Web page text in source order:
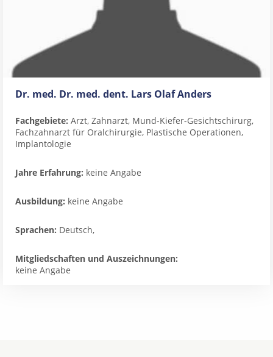
Dr. med. Dr. med. dent. Lars Olaf Anders
Fachgebiete: Arzt, Zahnarzt, Mund-Kiefer-Gesichtschirurg,
Fachzahnarzt für Oralchirurgie, Plastische Operationen,
Implantologie
Jahre Erfahrung: keine Angabe
Ausbildung: keine Angabe
Sprachen: Deutsch,
Mitgliedschaften und Auszeichnungen:
keine Angabe